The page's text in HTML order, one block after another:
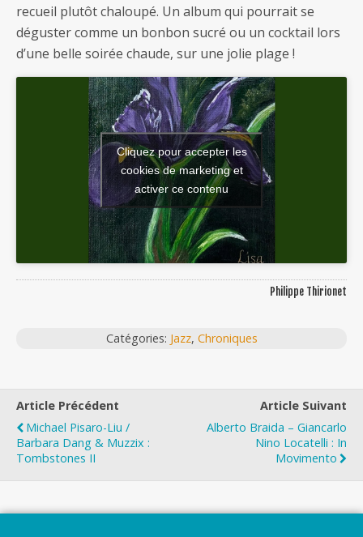
recueil plutôt chaloupé. Un album qui pourrait se
déguster comme un bonbon sucré ou un cocktail lors
d’une belle soirée chaude, sur une jolie plage !
Cliquez pour accepter les
cookies de marketing et
activer ce contenu
Philippe Thirionet
Catégories: Jazz, Chroniques
Article Précédent
Michael Pisaro-Liu /
Barbara Dang & Muzzix :
Tombstones II
Article Suivant
Alberto Braida – Giancarlo
Nino Locatelli : In
Movimento